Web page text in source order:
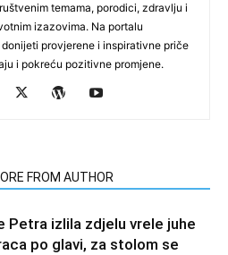
temama, porodici, zdravlju i
izazovima. Na portalu
provjerene i inspirativne priče
i pokreću pozitivne promjene.
FROM AUTHOR
Petra izlila zdjelu vrele juhe
po glavi, za stolom se